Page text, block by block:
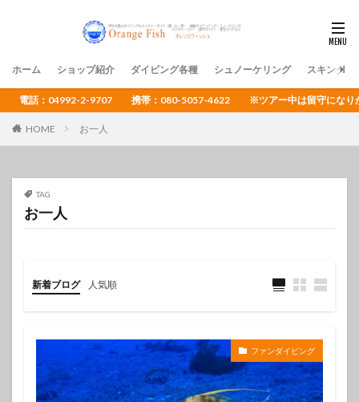
ホーム ショップ紹介 ダイビング各種 シュノーケリング スキンダイ
電話：04992-2-9707 携帯：080-5057-4622 ※ツアー中は留守になりがち
HOME お一人
TAG
お一人
新着ブログ 人気順
ファンダイビング